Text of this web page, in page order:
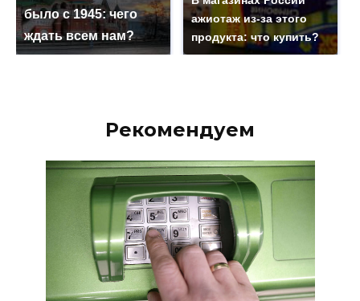
было с 1945: чего
ждать всем нам?
ажиотаж из-за этого
продукта: что купить?
Рекомендуем